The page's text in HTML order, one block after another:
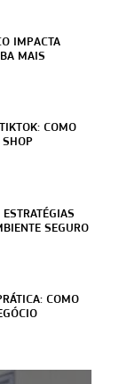
IMPACTA
MAIS
COMO
SHOP
SEGURO
COMO